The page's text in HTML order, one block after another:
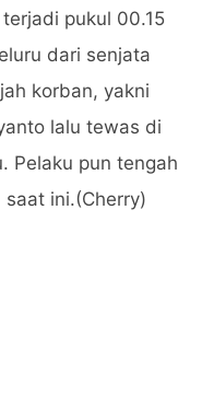
pukul 00.15
dari senjata
korban, yakni
lalu tewas di
Pelaku pun tengah
ini.(Cherry)